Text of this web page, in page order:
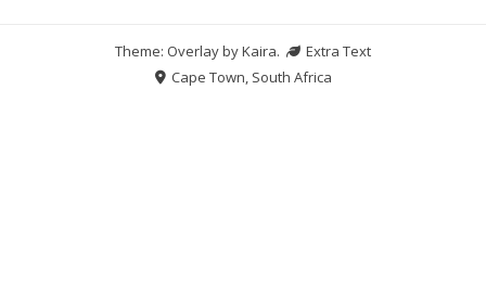
Theme: Overlay byKaira.
Extra Text
Cape Town, South Africa